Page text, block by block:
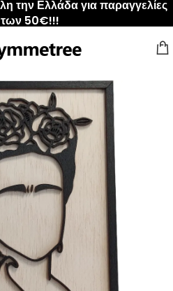
την Ελλάδα για παραγγελίες
50€!!!